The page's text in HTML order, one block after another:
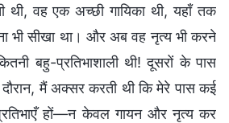
थी, वह एक अच्छी गायिका थी, यहाँ तक
भी सीखा था। और अब वह नृत्य भी करने
बहु-प्रतिभाशाली थी! दूसरों के पास
मैं अक्सर करती थी कि मेरे पास कई
हों—न केवल गायन और नृत्य कर